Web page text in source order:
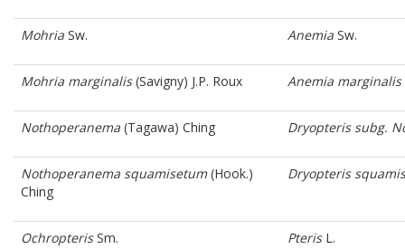
Mohria Sw. Anemia Sw.
Mohria marginalis(Savigny) J.P. Roux Anemia marginalis
Nothoperanema (Tagawa) Ching Dryopteris subg.
Nothoperanema squamisetum(Hook.)
Ching
Dryopteris
OchropterisSm. PterisL.